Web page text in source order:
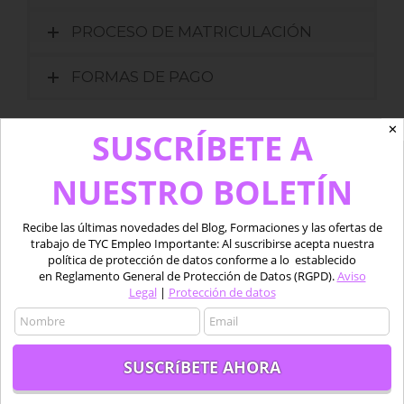
PROCESO DE MATRICULACIÓN
FORMAS DE PAGO
Valora este curso
(33votos, promedio:
4,64de 5)
OTROS CURSOS
RELACIONADOS
✕
SUSCRÍBETE A
NUESTRO BOLETÍN
Recibe las últimas novedades del Blog, Formaciones y las ofertas de
trabajo de TYC Empleo Importante: Al suscribirse acepta nuestra
política de protección de datos conforme a lo establecido
en Reglamento General de Protección de Datos (RGPD).Aviso
Legal| Protección de datos